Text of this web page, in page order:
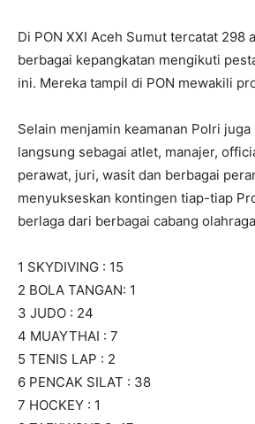
Di PON XXI Aceh Sumut tercatat 298
berbagai kepangkatan mengikuti
ini. Mereka tampil di PON mewakili
Selain menjamin keamanan Polri
langsung sebagai atlet, manajer,
perawat, juri, wasit dan berbagai
menyukseskan kontingen tiap-tiap
berlaga dari berbagai cabang
1 SKYDIVING : 15
2 BOLA TANGAN: 1
3 JUDO : 24
4 MUAYTHAI : 7
5 TENIS LAP : 2
6 PENCAK SILAT : 38
7 HOCKEY : 1